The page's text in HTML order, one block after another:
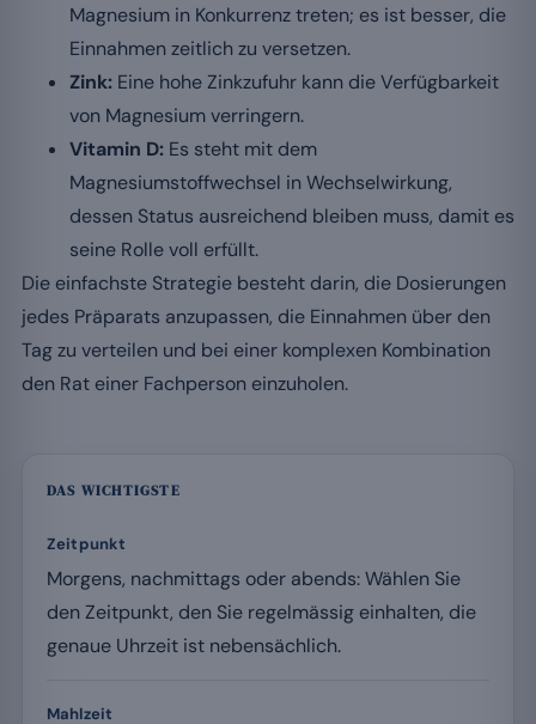
Magnesium in Konkurrenz treten; es ist besser, die
Einnahmen zeitlich zu versetzen.
Zink: Eine hohe Zinkzufuhr kann die Verfügbarkeit
von Magnesium verringern.
Vitamin D: Es steht mit dem
Magnesiumstoffwechsel in Wechselwirkung,
dessen Status ausreichend bleiben muss, damit es
seine Rolle voll erfüllt.
Die einfachste Strategie besteht darin, die Dosierungen
jedes Präparats anzupassen, die Einnahmen über den
Tag zu verteilen und bei einer komplexen Kombination
den Rat einer Fachperson einzuholen.
DAS WICHTIGSTE
Zeitpunkt
Morgens, nachmittags oder abends: Wählen Sie
den Zeitpunkt, den Sie regelmässig einhalten, die
genaue Uhrzeit ist nebensächlich.
Mahlzeit